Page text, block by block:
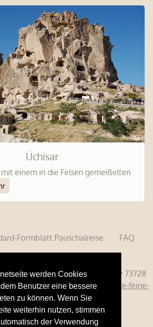
werden Cookies
Benutzer eine bessere
zu können. Wenn Sie
weiterhin nutzen, stimmen
der Verwendung
Üchisar
einem in die Felsen gemeißelten
Formblatt Pauschalreise
FAQ
GmbH • Mülbergerstrasse 81 • 73728
• Tel. 0172 913 66 77 •info@kleine-feine-
hotels.de